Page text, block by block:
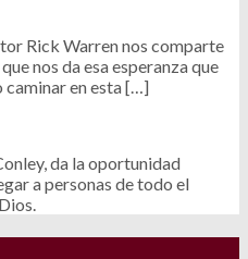
Rick Warren nos comparte
nos da esa esperanza que
caminar en esta […]
da la oportunidad
a personas de todo el